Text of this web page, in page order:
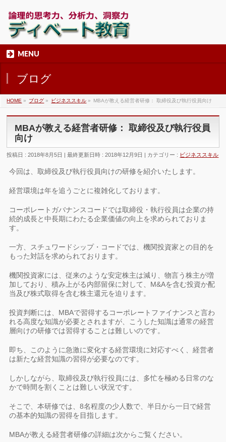
MENU
ブログ
HOME » ブログ » ビジネススキル » MBAが教える経営者研修： 取締役及び執行役員向け
MBAが教える経営者研修： 取締役及び執行役員
向け
投稿日 : 2018年8月5日 最終更新日時 : 2018年12月9日 カテゴリー : ビジネススキル
今回は、取締役及び執行役員向けの研修を紹介いたします。
経営環境は年を追うごとに複雑化しております。
コーポレートガバナンスコードでは取締役・執行役員は企業の持
続的成長と中長期にわたる企業価値の向上を求められておりま
す。
一方、スチュワードシップ・コードでは、機関投資家との目的を
もった対話を求められております。
機関投資家には、従来のような安定株主は減り、物言う株主が増
加しており、積み上がる内部留保に対して、M&Aを含む投資か配
当及び株式取得を含む株主還元を迫ります。
投資判断には、MBAで習得するコーポレートファイナンスと言わ
れる高度な知識が必要とされますが、こうした知識は通常の経営
層向けの研修では習得することは難しいのです。
即ち、このように急激に変化する経営環境に対応すべく、経営者
は新たな経営知識の習得が必要なのです。
しかしながら、取締役及び執行役員には、多忙を極める日常のな
かで時間を割くことは難しい状況です。
そこで、本研修では、8名程度の少人数で、半日から一日で経営
の基本的知識の習得を目指します。
MBAが教える経営者研修の詳細は次からご覧ください。